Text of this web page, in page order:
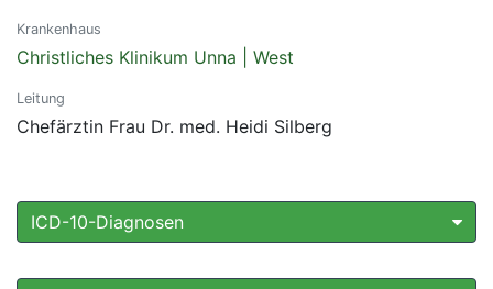
Krankenhaus
Christliches Klinikum Unna | West
Leitung
Chefärztin Frau Dr. med. Heidi Silberg
ICD-10-Diagnosen